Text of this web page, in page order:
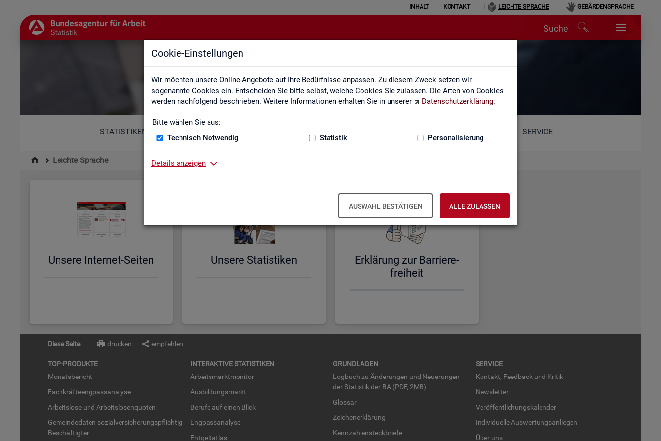
Cookie-Einstellungen
Wir möchten unsere Online-Angebote auf Ihre Bedürfnisse anpassen. Zu diesem Zweck setzen wir
sogenannte Cookies ein. Entscheiden Sie bitte selbst, welche Cookies Sie zulassen. Die Arten von Cookies
werden nachfolgend beschrieben. Weitere Informationen erhalten Sie in unserer
Datenschutzerklärung.
Bitte wählen Sie aus:
Technisch Notwendig
Statistik Personalisierung
Details anzeigen
AUSWAHL BESTÄTIGEN ALLE ZULASSEN
INHALT KONTAKT LEICHTE SPRACHE GEBÄRDENSPRACHE
Suche
Leichte Sprache
STATISTIKEN SERVICE
Leichte Sprache
Un­se­re In­ter­net-Sei­ten Un­se­re Sta­tis­ti­ken
Er­klä­rung zur Bar­rie­re­
frei­heit
Diese Seite drucken empfehlen
TOP-PRO­DUK­TE
Mo­nats­be­richt
Fach­kräf­te­eng­pass­ana­ly­se
Ar­beits­lo­se und Ar­beits­lo­sen­quo­ten
Ge­mein­de­da­ten so­zi­al­ver­si­che­rungs­pflich­tig
Be­schäf­tig­ter
IN­TER­AK­TI­VE STA­TIS­TI­KEN
Ar­beits­markt­mo­ni­tor
Aus­bil­dungs­markt
Be­ru­fe auf einen Blick
Eng­pass­ana­ly­se
Ent­gel­t­at­las
GRUND­LA­GEN
Log­buch zu Än­de­run­gen und Neue­run­gen
der Sta­tis­tik der BA (PDF, 2MB)
Glos­sar
Zei­chen­er­klä­rung
Kenn­zah­len­steck­brie­fe
SER­VICE
Kon­takt, Feed­back und Kri­tik
News­let­ter
Ver­öf­fent­li­chungs­ka­len­der
In­di­vi­du­el­le Aus­wer­tungs­an­lie­gen
Über uns